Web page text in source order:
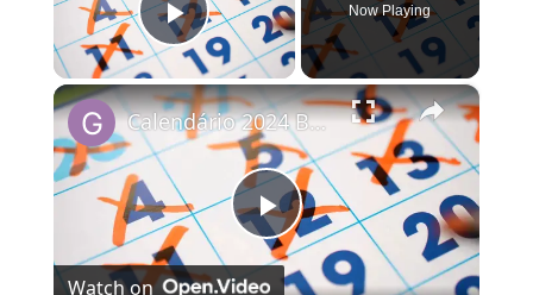
Play Video
Now Playing
×
Play Video
Calendário 2024 Brasil
Watch on